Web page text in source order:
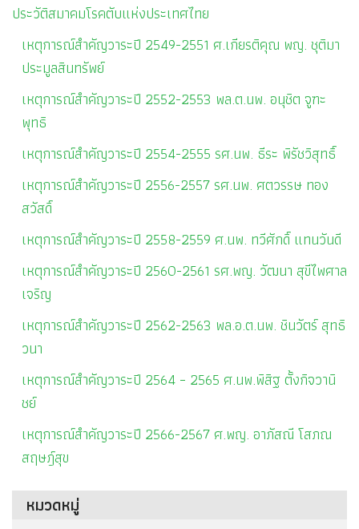
ประวัติสมาคมโรคตับแห่งประเทศไทย
เหตุการณ์สำคัญวาระปี 2549-2551 ศ.เกียรติคุณ พญ. ชุติมา
ประมูลสินทรัพย์
เหตุการณ์สำคัญวาระปี 2552-2553 พล.ต.นพ. อนุชิต จูฑะ
พุทธิ
เหตุการณ์สำคัญวาระปี 2554-2555 รศ.นพ. ธีระ พิรัชวิสุทธิ์
เหตุการณ์สำคัญวาระปี 2556-2557 รศ.นพ. ศตวรรษ ทอง
สวัสดิ์
เหตุการณ์สำคัญวาระปี 2558-2559 ศ.นพ. ทวีศักดิ์ แทนวันดี
เหตุการณ์สำคัญวาระปี 2560-2561 รศ.พญ. วัฒนา สุขีไพศาล
เจริญ
เหตุการณ์สำคัญวาระปี 2562-2563 พล.อ.ต.นพ. ชินวัตร์ สุทธิ
วนา
เหตุการณ์สำคัญวาระปี 2564 – 2565 ศ.นพ.พิสิฐ ตั้งกิจวานิ
ชย์
เหตุการณ์สำคัญวาระปี 2566-2567 ศ.พญ. อาภัสณี โสภณ
สฤษฎ์สุข
หมวดหมู่